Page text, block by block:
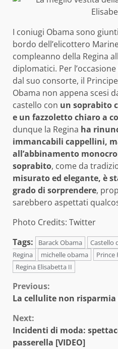
I coniugi Obama sono
bordo dell’elicottero
compleanno della Regina
diplomatici. Per
dal suo consorte, il
Obama non appena scesi
castello con un soprabito
e un fazzoletto chiaro a
dunque la Regina ha
immancabili cappellini,
all’abbinamento
soprabito, come da
misurato ed elegante, è
grado di sorprendere,
sarebbero aspettati
Photo Credits: Twitter
Tags:
Barack Obama Castello
Regina
michelle obama Prince
Regina Elisabetta II
Continue
Previous:
La cellulite non risparmia
Next:
Incidenti di moda:
passerella [VIDEO]